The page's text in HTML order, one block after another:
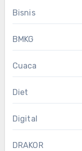
Bisnis
BMKG
Cuaca
Diet
Digital
DRAKOR